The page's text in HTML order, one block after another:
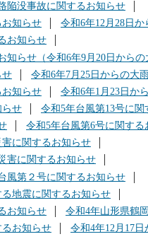
陥没事故に関するお知らせ
お知らせ
令和6年12月28日
お知らせ
知らせ（令和6年9月20日からの
せ
令和6年7月25日からの大
お知らせ
令和6年1月23日か
らせ
令和5年台風第13号に関
令和5年台風第6号に関する
に関するお知らせ
害に関するお知らせ
風第２号に関するお知らせ
地震に関するお知らせ
お知らせ
令和4年山形県鶴
るお知らせ
令和4年12月17